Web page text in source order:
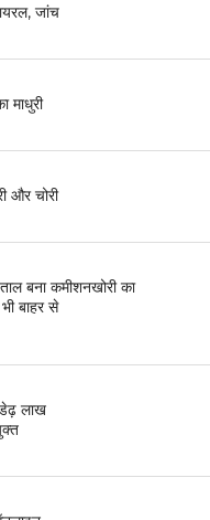
जांच
माधुरी
और चोरी
बना कमीशनखोरी का
बाहर से
लाख